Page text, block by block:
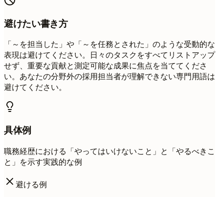
避けたい書き方
「～を担当した」や「～を任務とされた」のような受動的な
表現は避けてください。日々のタスクをすべてリストアップ
せず、重要な貢献と測定可能な成果に焦点を当ててくださ
い。あなたの分野外の採用担当者が理解できない専門用語は
避けてください。
具体例
職務経歴における「やってはいけないこと」と「やるべきこ
と」を示す実践的な例
避ける例